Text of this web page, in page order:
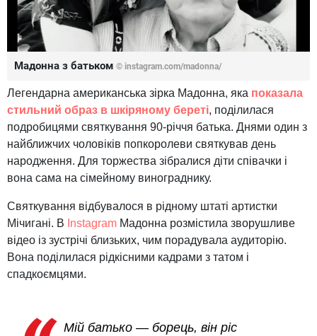
Мадонна з батьком © instagram.com/madonna/
Легендарна американська зірка Мадонна, яка показала
стильний образ в шкіряному береті, поділилася
подробицями святкування 90-річчя батька. Днями один з
найближчих чоловіків попкоролеви святкував день
народження. Для торжества зібралися діти співачки і
вона сама на сімейному винограднику.
Святкування відбувалося в рідному штаті артистки
Мічигані. В Instagram Мадонна розмістила зворушливе
відео із зустрічі близьких, чим порадувала аудиторію.
Вона поділилася рідкісними кадрами з татом і
спадкоємцями.
Мій батько — борець, він ріс